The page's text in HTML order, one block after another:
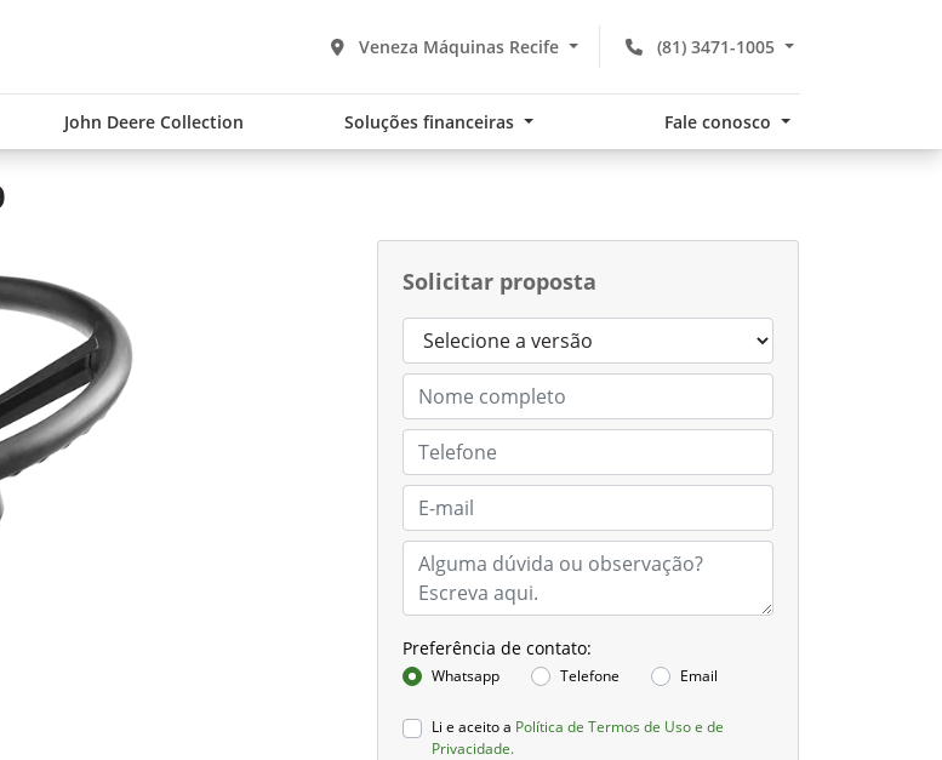
(81) 3471-1005
Veneza Máquinas Recife
John Deere Collection Soluções financeiras Fale conosco
Solicitar proposta
Preferência de contato:
Whatsapp Telefone Email
Li e aceito a Política de Termos de Uso e de
Privacidade.